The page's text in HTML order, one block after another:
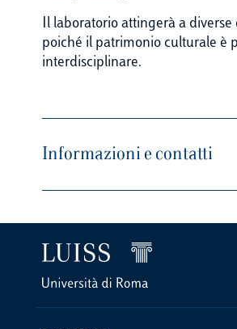
Il laboratorio attingerà a diverse
poiché il patrimonio culturale è
interdisciplinare.
Informazioni e contatti